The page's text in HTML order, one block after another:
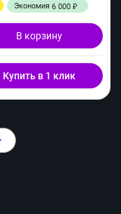
Экономия 6 000 ₽
В корзину
Купить в 1 клик